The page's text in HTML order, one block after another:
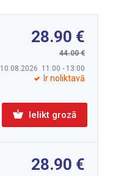
28.90
44.00
10.08.2026 11:00 - 13:00
Ir noliktavā
Ielikt grozā
28.90